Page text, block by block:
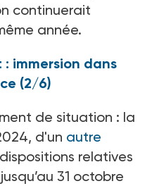
continuerait
année.
: immersion dans
(2/6)
de situation : la
d'un autre
relatives
31 octobre